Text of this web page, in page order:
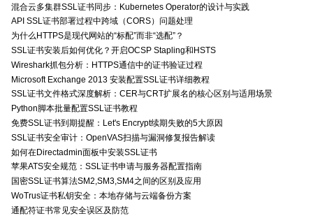
混合云多集群SSL证书同步：Kubernetes Operator的设计与实践
API SSL证书部署过程中跨域（CORS）问题处理
为什么HTTPS是现代网站的“标配”而非“选配”？
SSL证书安装后如何优化？开启OCSP Stapling和HSTS
Wireshark抓包分析：HTTPS通信中的证书验证过程
Microsoft Exchange 2013 安装配置SSL证书详细教程
SSL证书文件格式深度解析：CER与CRT扩展名的核心区别与适用场景
Python脚本批量配置SSL证书教程
免费SSL证书到期提醒：Let's Encrypt续期失败的5大原因
SSL证书安全审计：OpenVAS扫描与漏洞修复报告解读
如何在Directadmin面板中安装SSL证书
苹果ATS安全规范：SSL证书申请与服务器配置指南
国密SSL证书算法SM2,SM3,SM4之间的区别及应用
WoTrus证书私钥安全：本地存储与云端备份方案
通配符证书常见安全误区及防范